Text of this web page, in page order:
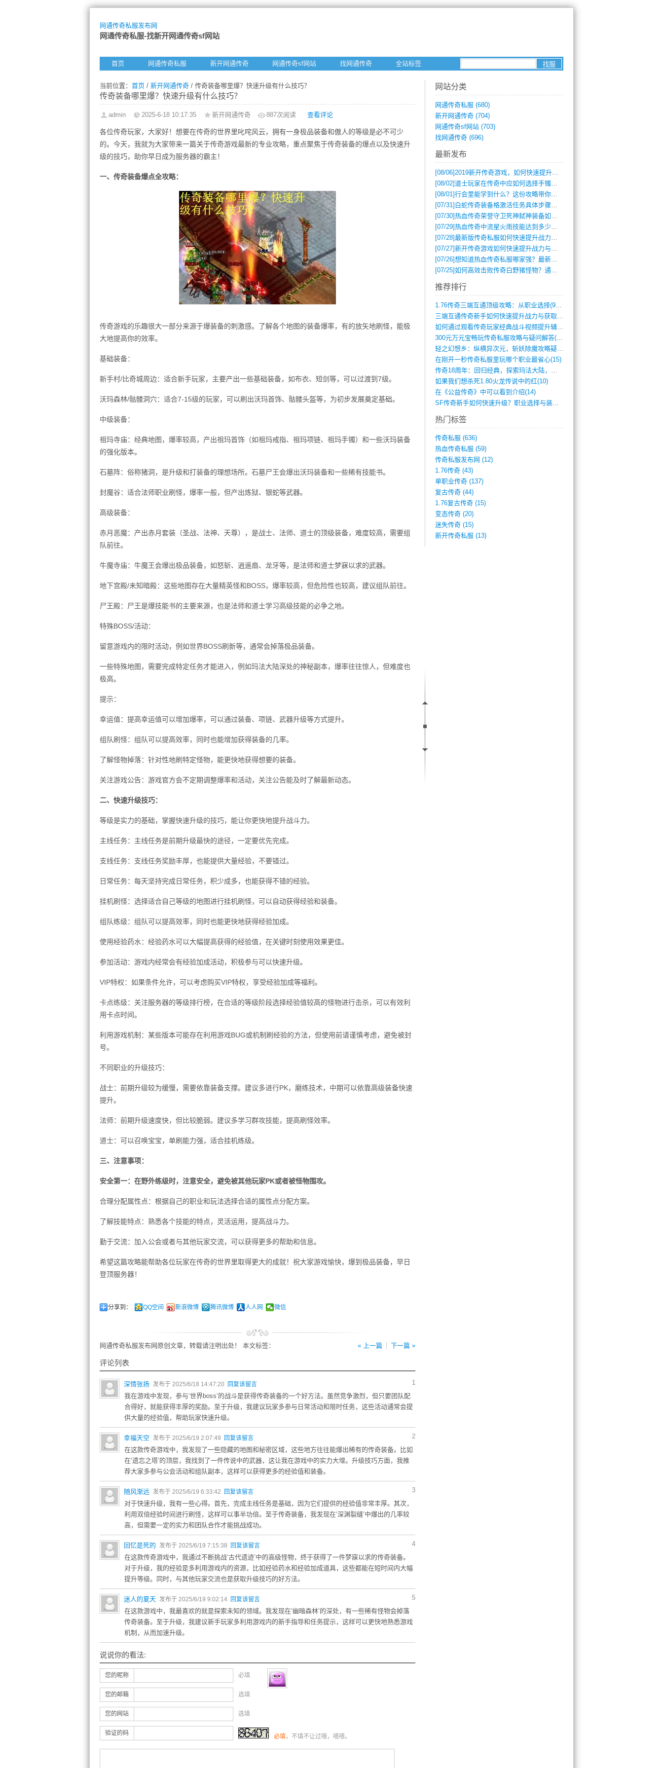
网通传奇私服发布网
网通传奇私服-找新开网通传奇sf网站
首页 网通传奇私服 新开网通传奇 网通传奇sf网站 找网通传奇 全站标签
当前位置： 首页 / 新开网通传奇 / 传奇装备哪里爆？快速升级有什么技巧？
传奇装备哪里爆？快速升级有什么技巧？
admin 2025-6-18 10:17:35 新开网通传奇 887次阅读 查看评论
各位传奇玩家，大家好！想要在传奇的世界里叱咤风云，拥有一身极品装备和傲人的等级是必不可少
的。今天，我就为大家带来一篇关于传奇游戏最新的专业攻略，重点聚焦于传奇装备的爆点以及快速升
级的技巧，助你早日成为服务器的霸主！
一、传奇装备爆点全攻略：
传奇游戏的乐趣很大一部分来源于爆装备的刺激感。了解各个地图的装备爆率，有的放矢地刷怪，能极
大地提高你的效率。
基础装备：
新手村/比奇城周边：适合新手玩家，主要产出一些基础装备，如布衣、短剑等，可以过渡到7级。
沃玛森林/骷髅洞穴：适合7-15级的玩家，可以刷出沃玛首饰、骷髅头盔等，为初步发展奠定基础。
中级装备：
祖玛寺庙：经典地图，爆率较高，产出祖玛首饰（如祖玛戒指、祖玛项链、祖玛手镯）和一些沃玛装备
的强化版本。
石墓阵：俗称猪洞，是升级和打装备的理想场所。石墓尸王会爆出沃玛装备和一些稀有技能书。
封魔谷：适合法师职业刷怪，爆率一般，但产出炼狱、银蛇等武器。
高级装备：
赤月恶魔：产出赤月套装（圣战、法神、天尊），是战士、法师、道士的顶级装备，难度较高，需要组
队前往。
牛魔寺庙：牛魔王会爆出极品装备，如怒斩、逍遥扇、龙牙等，是法师和道士梦寐以求的武器。
地下宫殿/未知暗殿：这些地图存在大量精英怪和BOSS，爆率较高，但危险性也较高，建议组队前往。
尸王殿：尸王是爆技能书的主要来源，也是法师和道士学习高级技能的必争之地。
特殊BOSS/活动：
留意游戏内的限时活动，例如世界BOSS刷新等，通常会掉落极品装备。
一些特殊地图，需要完成特定任务才能进入，例如玛法大陆深处的神秘副本，爆率往往惊人，但难度也
极高。
提示：
幸运值：提高幸运值可以增加爆率，可以通过装备、项链、武器升级等方式提升。
组队刷怪：组队可以提高效率，同时也能增加获得装备的几率。
了解怪物掉落：针对性地刷特定怪物，能更快地获得想要的装备。
关注游戏公告：游戏官方会不定期调整爆率和活动，关注公告能及时了解最新动态。
二、快速升级技巧：
等级是实力的基础，掌握快速升级的技巧，能让你更快地提升战斗力。
主线任务：主线任务是前期升级最快的途径，一定要优先完成。
支线任务：支线任务奖励丰厚，也能提供大量经验，不要错过。
日常任务：每天坚持完成日常任务，积少成多，也能获得不错的经验。
挂机刷怪：选择适合自己等级的地图进行挂机刷怪，可以自动获得经验和装备。
组队练级：组队可以提高效率，同时也能更快地获得经验加成。
使用经验药水：经验药水可以大幅提高获得的经验值，在关键时刻使用效果更佳。
参加活动：游戏内经常会有经验加成活动，积极参与可以快速升级。
VIP特权：如果条件允许，可以考虑购买VIP特权，享受经验加成等福利。
卡点练级：关注服务器的等级排行榜，在合适的等级阶段选择经验值较高的怪物进行击杀，可以有效利
用卡点时间。
利用游戏机制：某些版本可能存在利用游戏BUG或机制刷经验的方法，但使用前请谨慎考虑，避免被封
号。
不同职业的升级技巧：
战士：前期升级较为缓慢，需要依靠装备支撑。建议多进行PK，磨练技术，中期可以依靠高级装备快速
提升。
法师：前期升级速度快，但比较脆弱。建议多学习群攻技能，提高刷怪效率。
道士：可以召唤宝宝，单刷能力强，适合挂机练级。
三、注意事项：
安全第一：在野外练级时，注意安全，避免被其他玩家PK或者被怪物围攻。
合理分配属性点：根据自己的职业和玩法选择合适的属性点分配方案。
了解技能特点：熟悉各个技能的特点，灵活运用，提高战斗力。
勤于交流：加入公会或者与其他玩家交流，可以获得更多的帮助和信息。
希望这篇攻略能帮助各位玩家在传奇的世界里取得更大的成就！祝大家游戏愉快，爆到极品装备，早日
登顶服务器！
分享到： QQ空间 新浪微博 腾讯微博 人人网 微信
« 上一篇 下一篇 »
网通传奇私服发布网原创文章，转载请注明出处！ 本文标签：
评论列表
1
深情张扬 发布于 2025/6/18 14:47:20 回复该留言
我在游戏中发现，参与‘世界boss’的战斗是获得传奇装备的一个好方法。虽然竞争激烈，但只要团队配
合得好，就能获得丰厚的奖励。至于升级，我建议玩家多参与日常活动和限时任务，这些活动通常会提
供大量的经验值，帮助玩家快速升级。
2
幸福天空 发布于 2025/6/19 2:07:49 回复该留言
在这款传奇游戏中，我发现了一些隐藏的地图和秘密区域，这些地方往往能爆出稀有的传奇装备。比如
在‘遗忘之塔’的顶层，我找到了一件传说中的武器，这让我在游戏中的实力大增。升级技巧方面，我推
荐大家多参与公会活动和组队副本，这样可以获得更多的经验值和装备。
3
随风渐远 发布于 2025/6/19 6:33:42 回复该留言
对于快速升级，我有一些心得。首先，完成主线任务是基础，因为它们提供的经验值非常丰厚。其次，
利用双倍经验时间进行刷怪，这样可以事半功倍。至于传奇装备，我发现在‘深渊裂缝’中爆出的几率较
高，但需要一定的实力和团队合作才能挑战成功。
4
回忆是死的 发布于 2025/6/19 7:15:38 回复该留言
在这款传奇游戏中，我通过不断挑战‘古代遗迹’中的高级怪物，终于获得了一件梦寐以求的传奇装备。
对于升级，我的经验是多利用游戏内的资源，比如经验药水和经验加成道具，这些都能在短时间内大幅
提升等级。同时，与其他玩家交流也是获取升级技巧的好方法。
5
迷人的夏天 发布于 2025/6/19 9:02:14 回复该留言
在这款游戏中，我最喜欢的就是探索未知的领域。我发现在‘幽暗森林’的深处，有一些稀有怪物会掉落
传奇装备。至于升级，我建议新手玩家多利用游戏内的新手指导和任务提示，这样可以更快地熟悉游戏
机制，从而加速升级。
说说你的看法:
您的昵称 必填
您的邮箱 选填
您的网站 选填
验证的码 必填，不填不让过哦，嘻嘻。
网站分类
网通传奇私服 (680)
新开网通传奇 (704)
网通传奇sf网站 (703)
找网通传奇 (696)
最新发布
[08/06]2019新开传奇游戏，如何快速提升角色等级？
[08/02]道士玩家在传奇中应如何选择手镯装备？
[08/01]行会里能学到什么？这份攻略带你全掌握
[07/31] 白蛇传奇装备格激活任务具体步骤是什么？如何完成？
[07/30]热血传奇荣誉守卫死神弑神装备如何获取与佩戴攻略？
[07/29]热血传奇中流星火雨技能达到多少级可以开始练装备？
[07/28]最新版传奇私服如何快速提升战力与获取稀有装备？
[07/27]新开传奇游戏如何快速提升战力与获取稀有装备？
[07/26]想知道热血传奇私服哪家强？最新排行榜攻略全解析
[07/25]如何高效击败传奇白野猪怪物？通关技巧全解析
推荐排行
1.76传奇三端互通顶级攻略：从职业选择(972)
三端互通传奇新手如何快速提升战力与获取稀(379)
如何通过观看传奇玩家经典战斗视频提升辅助(661)
300元万元宝畅玩传奇私服攻略与疑问解答(828)
轻之幻想乡：纵横异次元，斩妖除魔攻略疑云(404)
在刚开一秒传奇私服里玩哪个职业最省心(15)
传奇18周年：回归经典，探索玛法大陆，寻(798)
如果我们想杀死1.80火龙传说中的红(10)
在《公益传奇》中可以看到介绍(14)
SF传奇新手如何快速升级？职业选择与装备(711)
热门标签
传奇私服 (636)
热血传奇私服 (59)
传奇私服发布网 (12)
1.76传奇 (43)
单职业传奇 (137)
复古传奇 (44)
1.76复古传奇 (15)
变态传奇 (20)
迷失传奇 (15)
新开传奇私服 (13)